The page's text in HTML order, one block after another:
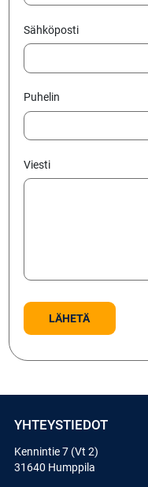
Sähköposti
Puhelin
Viesti
YHTEYSTIEDOT
Kennintie 7 (Vt 2)
31640 Humppila